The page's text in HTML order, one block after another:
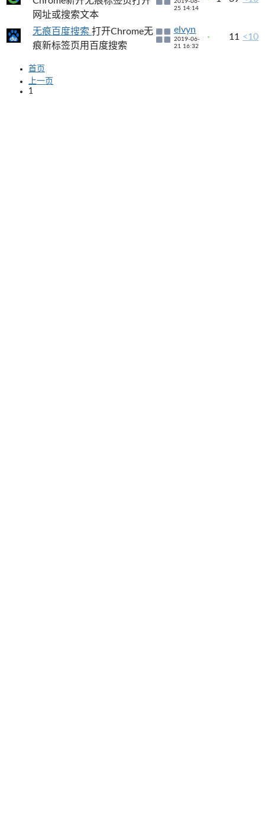
网址或搜索文本
25 14:14
无痕百度搜索 打开Chrome无
痕新标签页用百度搜索
elvyn
2019-06-
21 16:32
11 <10
首页
上一页
1